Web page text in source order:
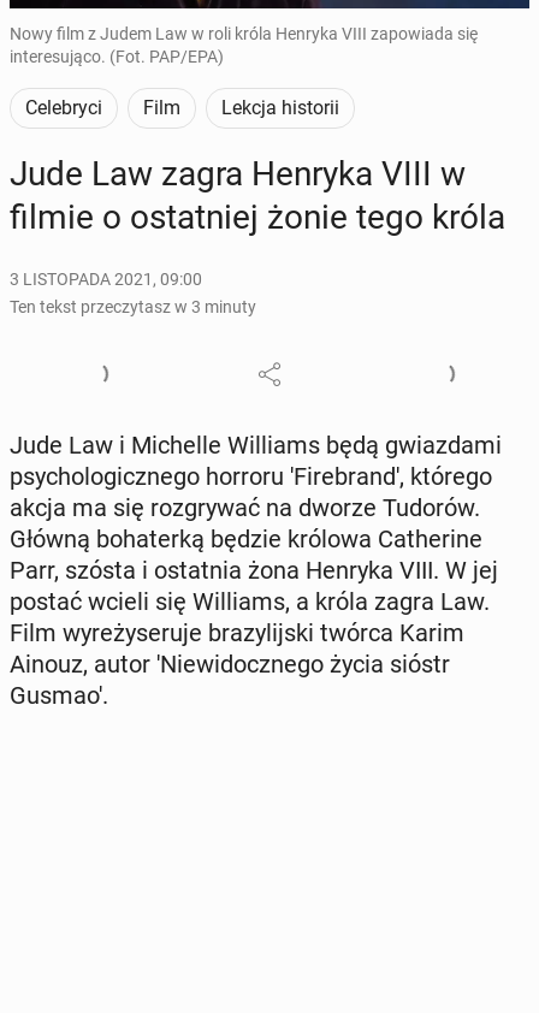
Nowy film z Judem Law w roli króla Henryka VIII zapowiada się
interesująco. (Fot. PAP/EPA)
Celebryci Film Lekcja historii
Jude Law zagra Henryka VIII w
filmie o ostat­niej żonie tego króla
3 LISTOPADA 2021, 09:00
Ten tekst przeczytasz w 3 minuty
Jude Law i Mi­chel­le Wil­liams będą gwiaz­da­mi
psy­cho­lo­gicz­ne­go horroru 'Fi­re­bran­d', którego
akcja ma się roz­gry­wać na dworze Tudorów.
Główną bo­ha­ter­ką będzie królowa Ca­the­ri­ne
Parr, szósta i ostat­nia żona Henryka VIII. W jej
postać wcieli się Wil­liams, a króla zagra Law.
Film wy­re­ży­se­ru­je bra­zy­lij­ski twórca Karim
Ainouz, autor 'Nie­wi­docz­ne­go życia sióstr
Gusmao'.